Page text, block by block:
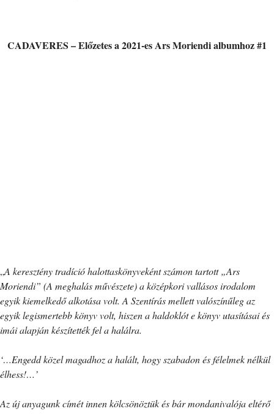
CADAVERES – Előzetes a 2021-es Ars Moriendi albumhoz #1
„A keresztény tradíció halottaskönyveként számon tartott „Ars
Moriendi” (A meghalás művészete) a középkori vallásos irodalom
egyik kiemelkedő alkotása volt. A Szentírás mellett valószínűleg az
egyik legismertebb könyv volt, hiszen a haldoklót e könyv utasításai és
imái alapján készítették fel a halálra.
‘…Engedd közel magadhoz a halált, hogy szabadon és félelmek nélkül
élhess!…’
Az új anyagunk címét innen kölcsönöztük és bár mondanivalója eltérő